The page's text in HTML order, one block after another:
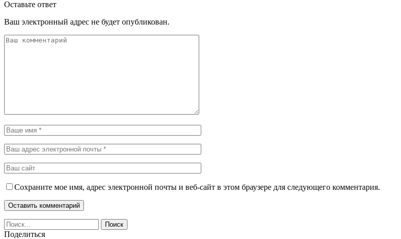
Оставьте ответ
Ваш электронный адрес не будет опубликован.
Сохраните мое имя, адрес электронной почты и веб-сайт в этом браузере для следующего комментария.
Поделиться